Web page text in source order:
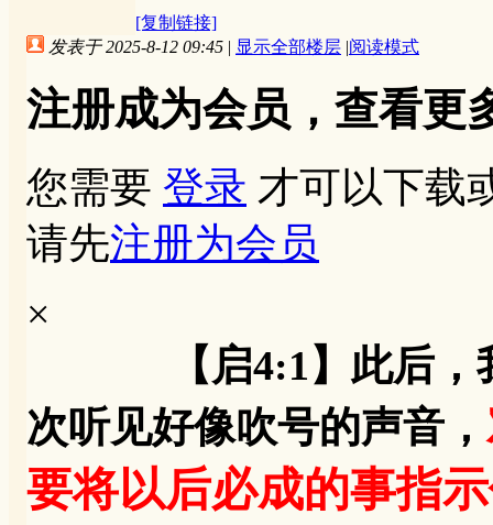
[复制链接]
发表于 2025-8-12 09:45 | 显示全部楼层 |阅读模式
注册成为会员，查看更
您需要 登录 才可以下载
请先注册为会员
×
【启4:1】此后
次听见好像吹号的声音，
要将以后必成的事指